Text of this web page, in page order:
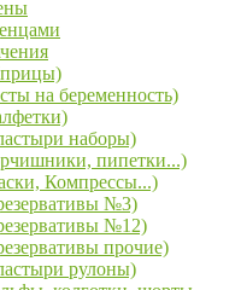
на беременность)
наборы)
пипетки...)
Компрессы...)
№3)
№12)
прочие)
рулоны)